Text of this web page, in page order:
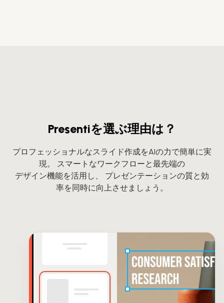
Presentiを選ぶ理由は？
プロフェッショナルなスライド作成をAIの力で簡単に実
現。 スマートなワークフローと最先端の
デザイン機能を活用し、 プレゼンテーションの質と効
率を同時に向上させましょう。